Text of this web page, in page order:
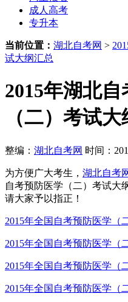
成人高考
专升本
当前位置： 湖北自考网 >
试大纲汇总
2015年湖北
（二）考试
整编： 湖北自考网 时间：
为方便广大考生， 湖北自考
自考预防医学（二）考试大
请大家予以指正！
2015年全国自考预防医学（
2015年全国自考预防医学（
2015年全国自考预防医学（
2015年全国自考预防医学（